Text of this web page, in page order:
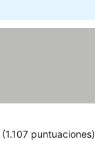
(1.107 puntuaciones)